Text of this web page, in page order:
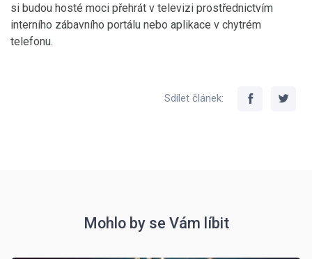
si budou hosté moci přehrát v televizi prostřednictvím
interního zábavního portálu nebo aplikace v chytrém
telefonu.
Sdílet článek:
Mohlo by se Vám líbit